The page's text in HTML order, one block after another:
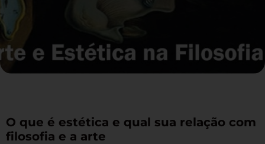
O que é estética e qual sua relação com
filosofia e a arte